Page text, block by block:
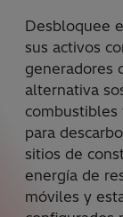
Desbloquee
sus activos
generadores
alternativa
combustibles
para
sitios de
energía de
móviles y